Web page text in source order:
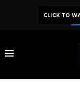
CLICK TO